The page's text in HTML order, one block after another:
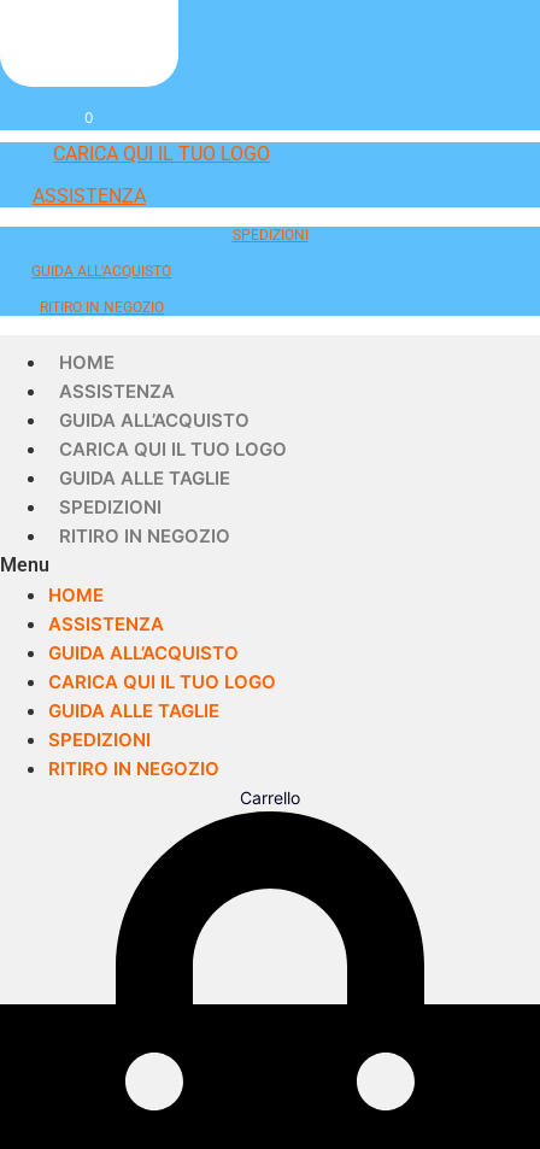
0
CARICA QUI IL TUO LOGO
ASSISTENZA
SPEDIZIONI
GUIDA ALL'ACQUISTO
RITIRO IN NEGOZIO
HOME
ASSISTENZA
GUIDA ALL’ACQUISTO
CARICA QUI IL TUO LOGO
GUIDA ALLE TAGLIE
SPEDIZIONI
RITIRO IN NEGOZIO
Menu
HOME
ASSISTENZA
GUIDA ALL’ACQUISTO
CARICA QUI IL TUO LOGO
GUIDA ALLE TAGLIE
SPEDIZIONI
RITIRO IN NEGOZIO
Carrello